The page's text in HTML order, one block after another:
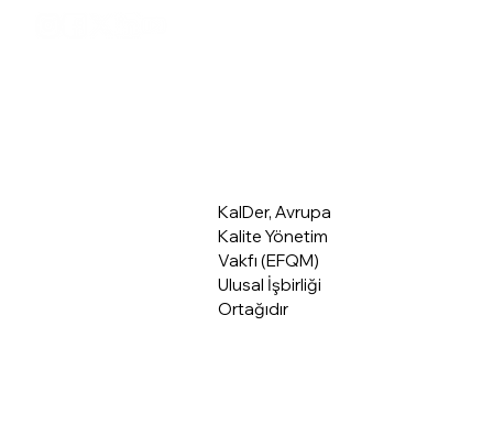
KalDer, Avrupa
Kalite Yönetim
Vakfı (EFQM)
Ulusal İşbirliği
Ortağıdır